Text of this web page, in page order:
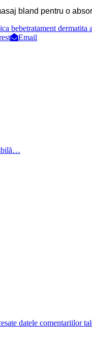
bland pentru o
bebetratament dermatita
Email
datele comentariilor